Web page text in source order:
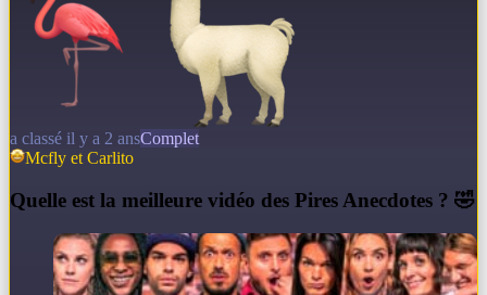
a classé il y a 2 ansComplet
Mcfly et Carlito
Quelle est la meilleure vidéo des Pires Anecdotes ? 🤣